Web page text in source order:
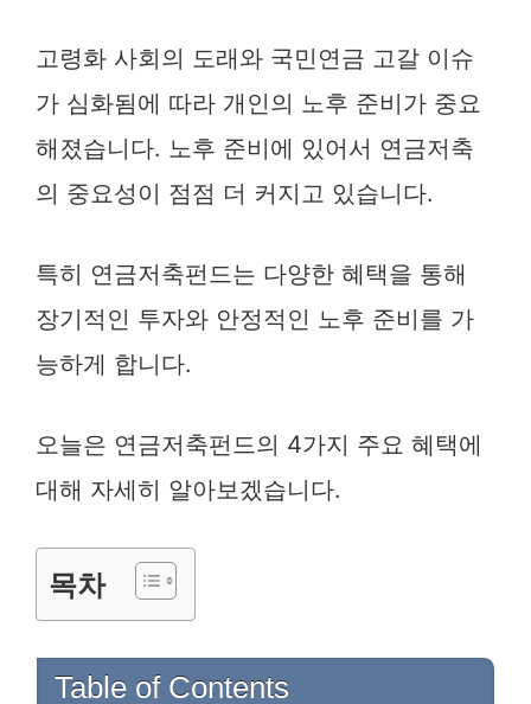
고령화 사회의 도래와 국민연금 고갈 이슈
가 심화됨에 따라 개인의 노후 준비가 중요
해졌습니다. 노후 준비에 있어서 연금저축
의 중요성이 점점 더 커지고 있습니다.
특히 연금저축펀드는 다양한 혜택을 통해
장기적인 투자와 안정적인 노후 준비를 가
능하게 합니다.
오늘은 연금저축펀드의 4가지 주요 혜택에
대해 자세히 알아보겠습니다.
목차
Table of Contents